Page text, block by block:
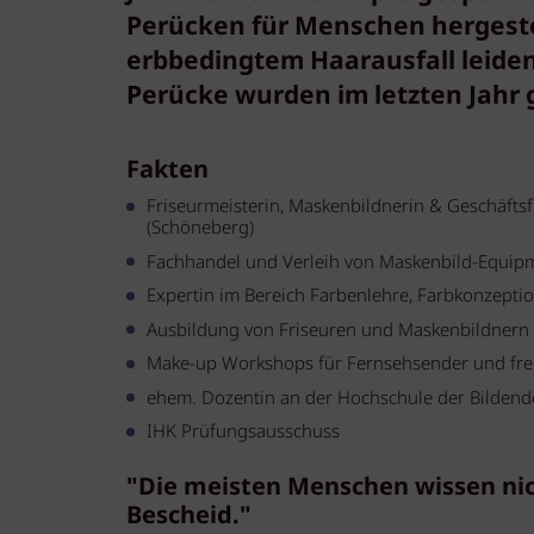
Perücken für Menschen
erbbedingtem Haarausfall
Perücke wurden im letzten Jahr
Fakten
Friseurmeisterin, Maskenbildnerin &
(Schöneberg)
Fachhandel und Verleih von Maskenbild-
Expertin im Bereich Farbenlehre,
Ausbildung von Friseuren und Maskenbildnern
Make-up Workshops für Fernsehsender und
ehem. Dozentin an der Hochschule der
IHK Prüfungsausschuss
"Die meisten Menschen wissen
Bescheid."